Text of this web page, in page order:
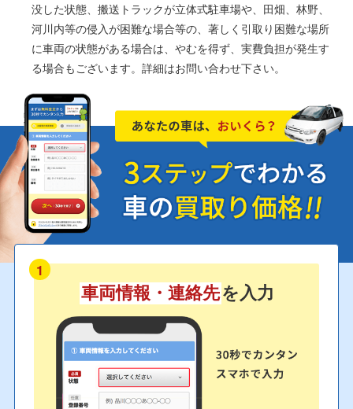
没した状態、搬送トラックが立体式駐車場や、田畑、林野、
河川内等の侵入が困難な場合等の、著しく引取り困難な場所
に車両の状態がある場合は、やむを得ず、実費負担が発生す
る場合もございます。詳細はお問い合わせ下さい。
1
車両情報・連絡先を入力